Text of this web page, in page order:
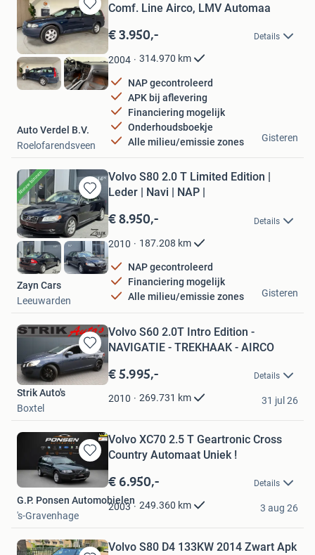
Bewaren
in
Mijn
Favorieten
Comf. Line Airco, LMV Automaa
€ 3.950,- Details
2004 314.970 km
NAP gecontroleerd
APK bij aflevering
Financiering mogelijk
Onderhoudsboekje
Alle milieu/emissie zones
Auto Verdel B.V.
Roelofarendsveen
Gisteren
Bewaren
in
Mijn
Favorieten
Volvo S80 2.0 T Limited Edition |
Leder | Navi | NAP |
€ 8.950,- Details
2010 187.208 km
NAP gecontroleerd
Financiering mogelijk
Alle milieu/emissie zones
Zayn Cars
Leeuwarden
Gisteren
Bewaren
in
Mijn
Favorieten
Volvo S60 2.0T Intro Edition -
NAVIGATIE - TREKHAAK - AIRCO
€ 5.995,- Details
2010 269.731 km
Strik Auto's
Boxtel
31 jul 26
Bewaren
in
Mijn
Favorieten
Volvo XC70 2.5 T Geartronic Cross
Country Automaat Uniek !
€ 6.950,- Details
2003 249.360 km
G.P. Ponsen Automobielen
's-Gravenhage
3 aug 26
Volvo S80 D4 133KW 2014 Zwart Apk